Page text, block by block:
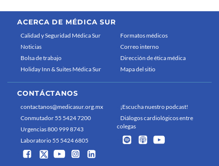
ACERCA DE MÉDICA SUR
Calidad y Seguridad Médica Sur
Noticias
Bolsa de trabajo
Holiday Inn & Suites Médica Sur
Formatos médicos
Correo interno
Dirección de ética médica
Mapa del sitio
CONTÁCTANOS
contactanos@medicasur.org.mx
Conmutador 55 5424 7200
Urgencias 800 999 8743
Laboratorio 55 5424 6805
¡Escucha nuestro podcast!
Diálogos cardiológicos entre
colegas